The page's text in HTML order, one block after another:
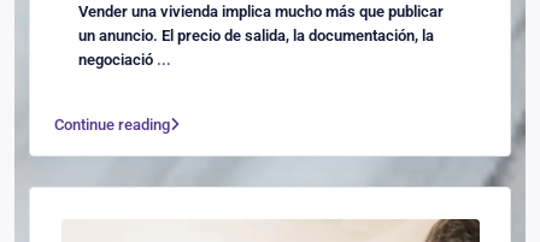
Vender una vivienda implica mucho más que publicar
un anuncio. El precio de salida, la documentación, la
negociació ...
Continue reading